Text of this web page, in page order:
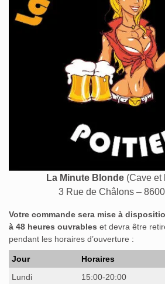
La Minute Blonde (Cave et
3 Rue de Châlons –
Votre commande sera mise à
à 48 heures ouvrables et devra être
pendant les horaires d’ouverture :
Jour
Horaires
Lundi
15:00-20:00